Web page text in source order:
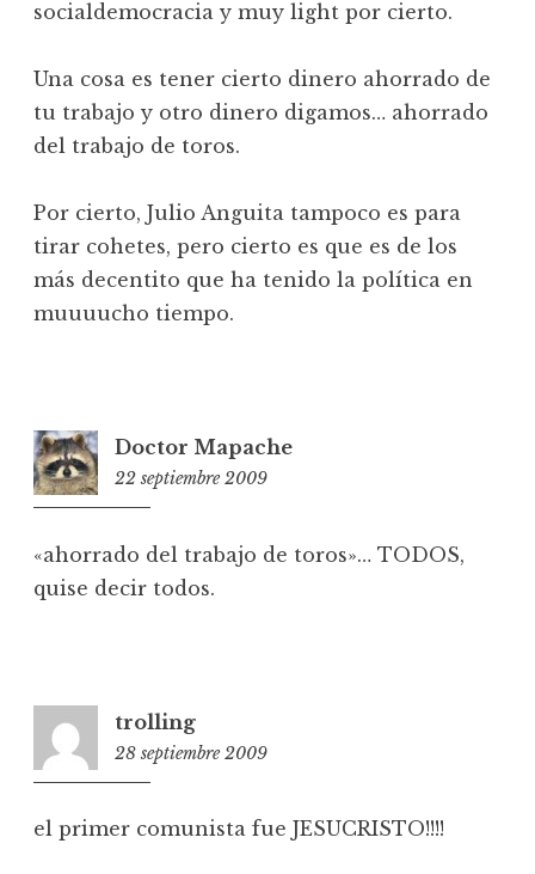
socialdemocracia y muy light por cierto.
Una cosa es tener cierto dinero ahorrado de
tu trabajo y otro dinero digamos… ahorrado
del trabajo de toros.
Por cierto, Julio Anguita tampoco es para
tirar cohetes, pero cierto es que es de los
más decentito que ha tenido la política en
muuuucho tiempo.
Doctor Mapache
22 septiembre 2009
«ahorrado del trabajo de toros»… TODOS,
quise decir todos.
trolling
28 septiembre 2009
el primer comunista fue JESUCRISTO!!!!